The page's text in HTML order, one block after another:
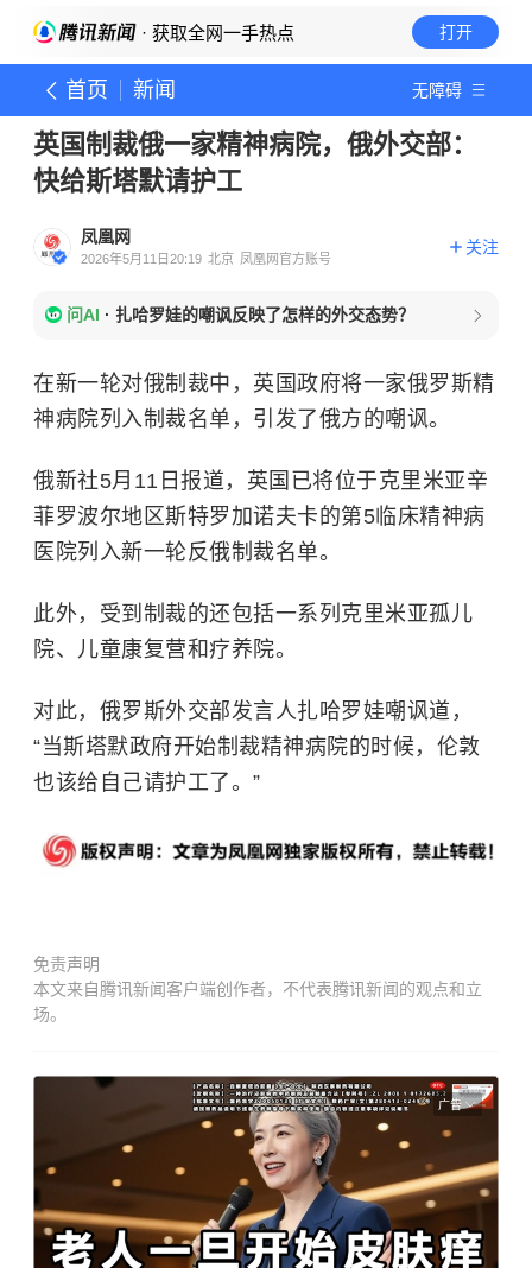
· 获取全网一手热点 打开
首页 新闻 无障碍
英国制裁俄一家精神病院，俄外交部：
快给斯塔默请护工
凤凰网
2026年5月11日20:19 北京 凤凰网官方账号
关注
问AI · 扎哈罗娃的嘲讽反映了怎样的外交态势？
在新一轮对俄制裁中，英国政府将一家俄罗斯精
神病院列入制裁名单，引发了俄方的嘲讽。
俄新社5月11日报道，英国已将位于克里米亚辛
菲罗波尔地区斯特罗加诺夫卡的第5临床精神病
医院列入新一轮反俄制裁名单。
此外，受到制裁的还包括一系列克里米亚孤儿
院、儿童康复营和疗养院。
对此，俄罗斯外交部发言人扎哈罗娃嘲讽道，
“当斯塔默政府开始制裁精神病院的时候，伦敦
也该给自己请护工了。”
免责声明
本文来自腾讯新闻客户端创作者，不代表腾讯新闻的观点和立
场。
广告